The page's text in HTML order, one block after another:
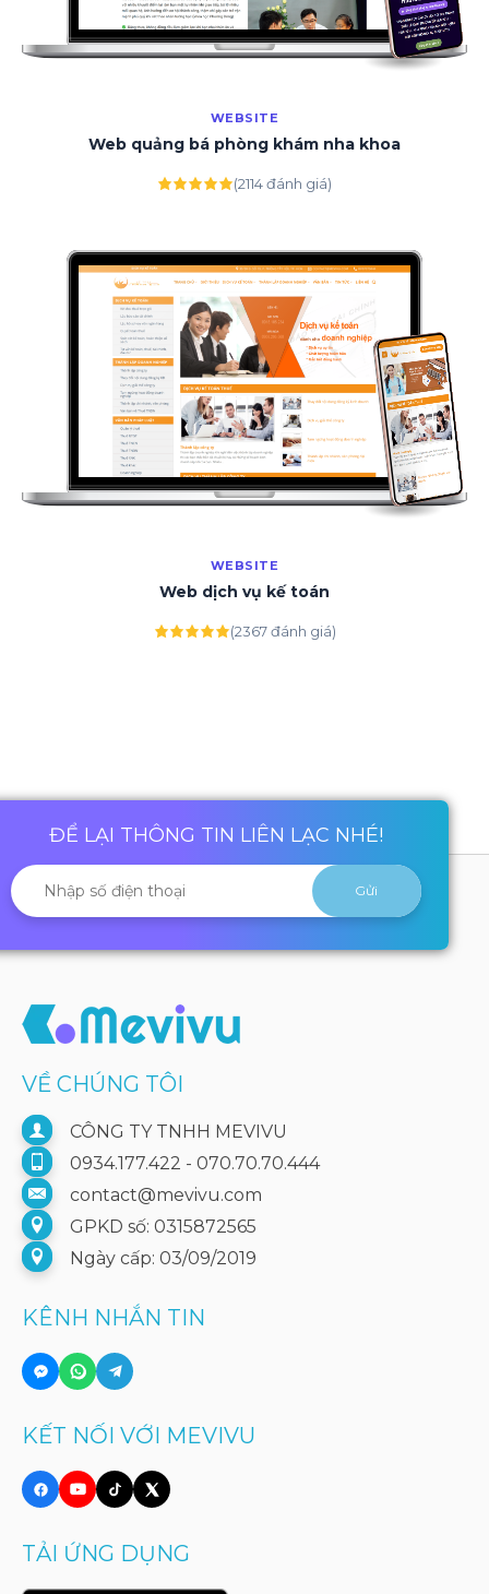
WEBSITE
Web quảng bá phòng khám nha khoa
(2114 đánh giá)
WEBSITE
Web dịch vụ kế toán
(2367 đánh giá)
ĐỂ LẠI THÔNG TIN LIÊN LẠC NHÉ!
VỀ CHÚNG TÔI
CÔNG TY TNHH MEVIVU
0934.177.422 - 070.70.70.444
contact@mevivu.com
GPKD số: 0315872565
Ngày cấp: 03/09/2019
KÊNH NHẮN TIN
KẾT NỐI VỚI MEVIVU
TẢI ỨNG DỤNG